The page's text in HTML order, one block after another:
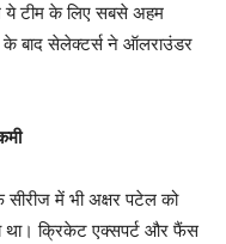
ये टीम के लिए सबसे अहम
के बाद सेलेक्टर्स ने ऑलराउंडर
में भी अक्षर पटेल को
था। क्रिकेट एक्सपर्ट और फैंस